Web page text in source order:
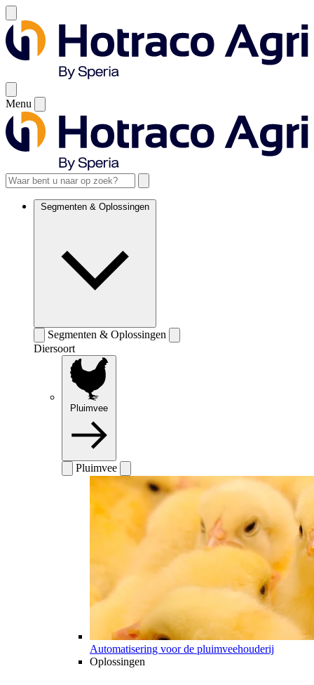
Menu
Segmenten & Oplossingen
Segmenten & Oplossingen
Diersoort
Pluimvee
Pluimvee
Automatisering voor de pluimveehouderij
Oplossingen